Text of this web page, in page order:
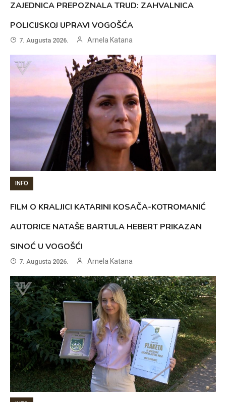
ZAJEDNICA PREPOZNALA TRUD: ZAHVALNICA
POLICIJSKOJ UPRAVI VOGOŠĆA
7. Augusta 2026. Arnela Katana
INFO
FILM O KRALJICI KATARINI KOSAČA-KOTROMANIĆ
AUTORICE NATAŠE BARTULA HEBERT PRIKAZAN
SINOĆ U VOGOŠĆI
7. Augusta 2026. Arnela Katana